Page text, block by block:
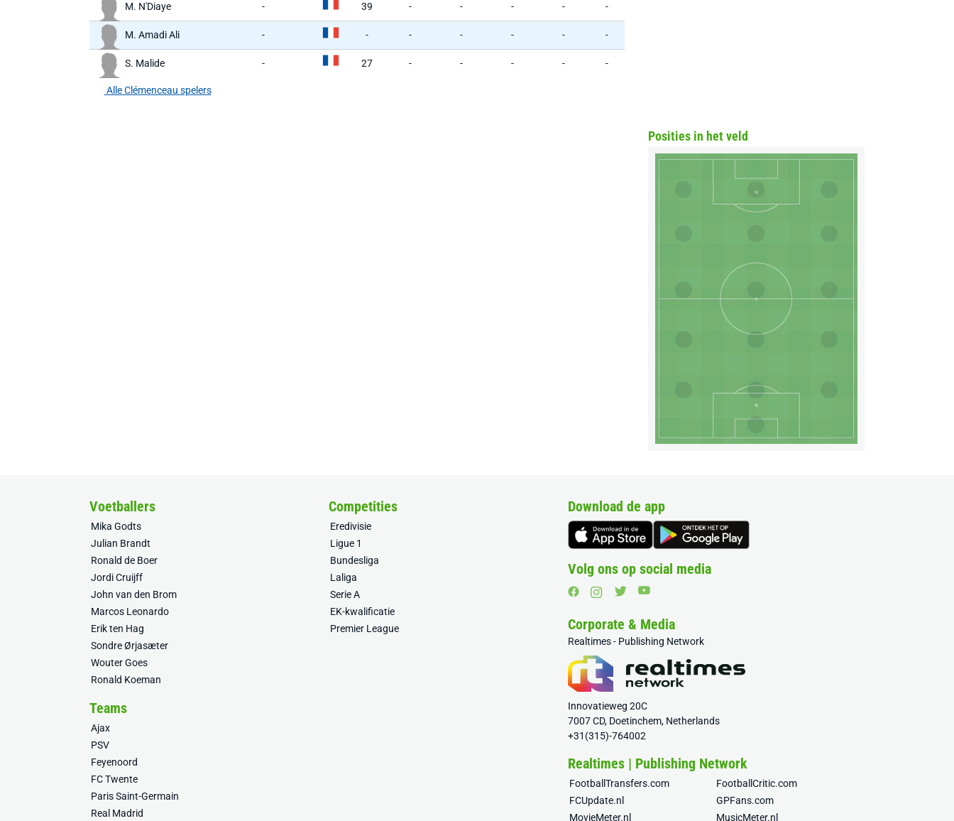
M. N'Diaye - 39 - - - - -
M. Amadi Ali - - - - - - -
S. Malide - 27 - - - - -
Alle Clémenceau spelers
Posities in het veld
Voetballers
Mika Godts
Julian Brandt
Ronald de Boer
Jordi Cruijff
John van den Brom
Marcos Leonardo
Erik ten Hag
Sondre Ørjasæter
Wouter Goes
Ronald Koeman
Competities
Eredivisie
Ligue 1
Bundesliga
Laliga
Serie A
EK-kwalificatie
Premier League
Teams
Ajax
PSV
Feyenoord
FC Twente
Paris Saint-Germain
Real Madrid
Download de app
Volg ons op social media
Corporate & Media
Realtimes - Publishing Network
Innovatieweg 20C
7007 CD, Doetinchem, Netherlands
+31(315)-764002
Realtimes | Publishing Network
FootballTransfers.com
FootballCritic.com
FCUpdate.nl
GPFans.com
MovieMeter.nl
MusicMeter.nl